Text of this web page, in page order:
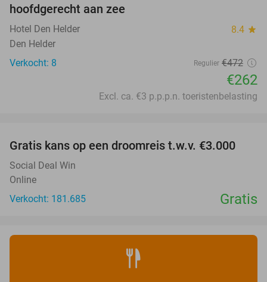
hoofdgerecht aan zee
Hotel Den Helder 8.4 star
Den Helder
Verkocht: 8
Regulier €472
€262
Excl. ca. €3 p.p.p.n. toeristenbelasting
Gratis kans op een droomreis t.w.v. €3.000
Social Deal Win
Online
Verkocht: 181.685
Gratis